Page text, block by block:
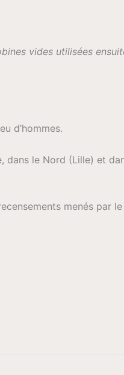
vides utilisées
d’hommes.
dans le Nord (Lille) et
menés par